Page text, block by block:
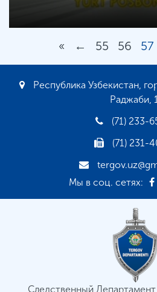
« ← 55 56 57
Республика Узбекистан,
Раджаби,
(71) 233-
(71) 231-
Мы в соц. сетях:
Следственный